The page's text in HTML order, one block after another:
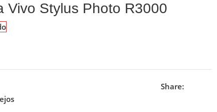
Vivo Stylus Photo R3000
Share: